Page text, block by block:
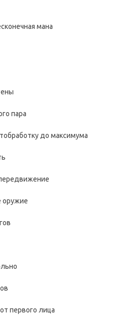
мана
пара
до максимума
оружие
первого лица